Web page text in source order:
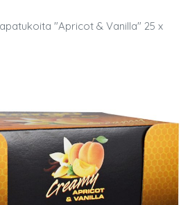
"Apricot & Vanilla" 25 x